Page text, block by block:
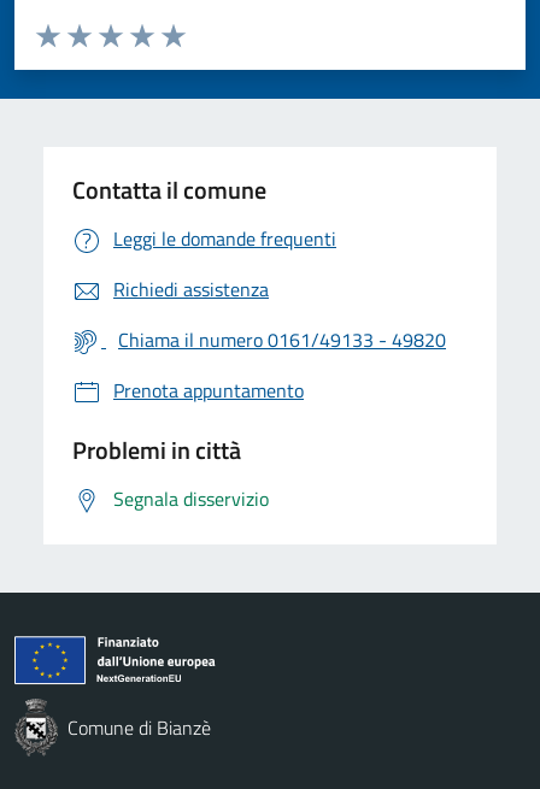
Valuta da 1 a 5 stelle la pagina
Valuta 5 stelle su 5
Valuta 4 stelle su 5
Valuta 3 stelle su 5
Valuta 2 stelle su 5
Valuta 1 stelle su 5
Contatta il comune
Leggi le domande frequenti
Richiedi assistenza
Chiama il numero 0161/49133 - 49820
Prenota appuntamento
Problemi in città
Segnala disservizio
Comune di Bianzè